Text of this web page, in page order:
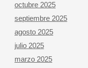
octubre 2025
septiembre 2025
agosto 2025
julio 2025
marzo 2025